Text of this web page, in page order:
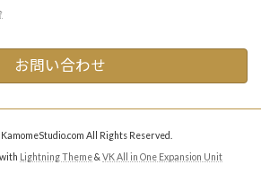
お問い合わせ
All Rights Reserved.
with Lightning Theme& VK All in One Expansion Unit